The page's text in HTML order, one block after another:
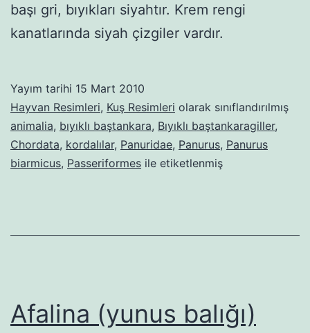
başı gri, bıyıkları siyahtır. Krem rengi
kanatlarında siyah çizgiler vardır.
Yayım tarihi 15 Mart 2010
Hayvan Resimleri, Kuş Resimleri olarak sınıflandırılmış
animalia, bıyıklı baştankara, Bıyıklı baştankaragiller,
Chordata, kordalılar, Panuridae, Panurus, Panurus
biarmicus, Passeriformes ile etiketlenmiş
Afalina (yunus balığı)